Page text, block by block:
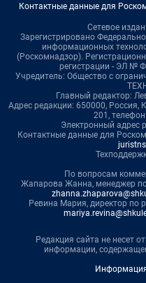
Контактные данные для
Сетевое
Зарегистрировано
информационных
(Роскомнадзор).
регистрации - ЭЛ №
Учредитель: Общество с
Главный редактор:
Адрес редакции: 650000, Россия,
201,
Электронный адрес
Контактные данные для
По вопросам
Жапарова Жанна, менеджер
Ревина Мария, директор по
Редакция сайта не несет
информации,